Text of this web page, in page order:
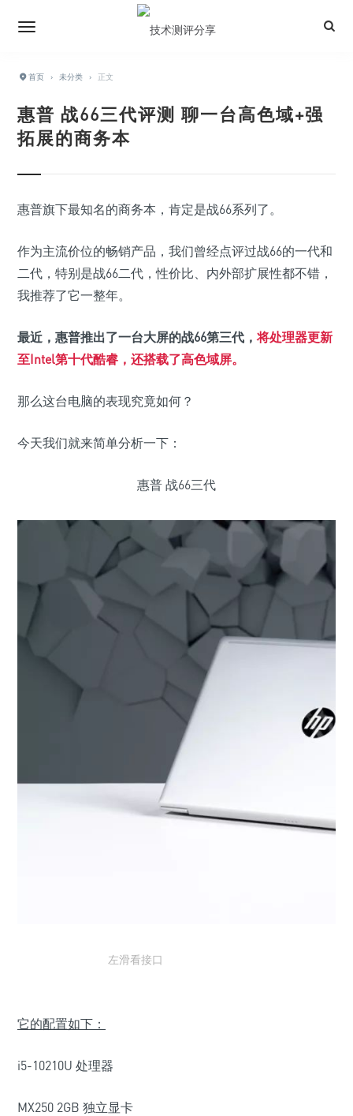
首页 › 未分类 › 正文
惠普 战66三代评测 聊一台高色域+强
拓展的商务本
惠普旗下最知名的商务本，肯定是战66系列了。
作为主流价位的畅销产品，我们曾经点评过战66的一代和
二代，特别是战66二代，性价比、内外部扩展性都不错，
我推荐了它一整年。
最近，惠普推出了一台大屏的战66第三代，将处理器更新
至Intel第十代酷睿，还搭载了高色域屏。
那么这台电脑的表现究竟如何？
今天我们就来简单分析一下：
惠普 战66三代
左滑看接口
它的配置如下：
i5-10210U 处理器
MX250 2GB 独立显卡